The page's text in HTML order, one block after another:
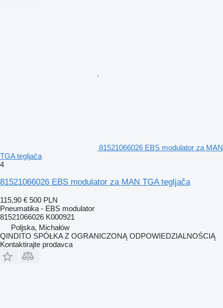
81521066026 EBS modulator za MAN
TGA tegljača
4
81521066026 EBS modulator za MAN TGA tegljača
115,90 € 500 PLN
Pneumatika - EBS modulator
81521066026 K000921
Poljska, Michałów
QINDITO SPÓŁKA Z OGRANICZONĄ ODPOWIEDZIALNOŚCIĄ
Kontaktirajte prodavca